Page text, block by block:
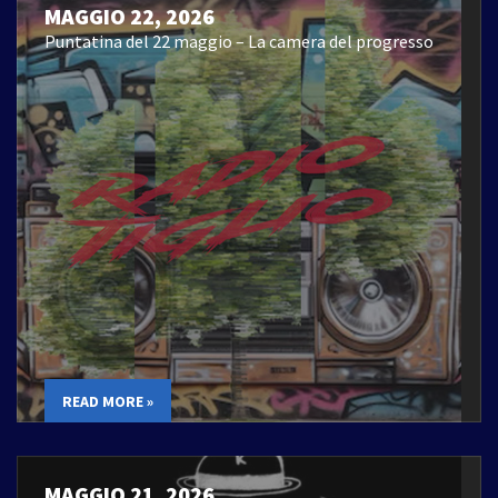
MAGGIO 22, 2026
Puntatina del 22 maggio – La camera del progresso
READ MORE »